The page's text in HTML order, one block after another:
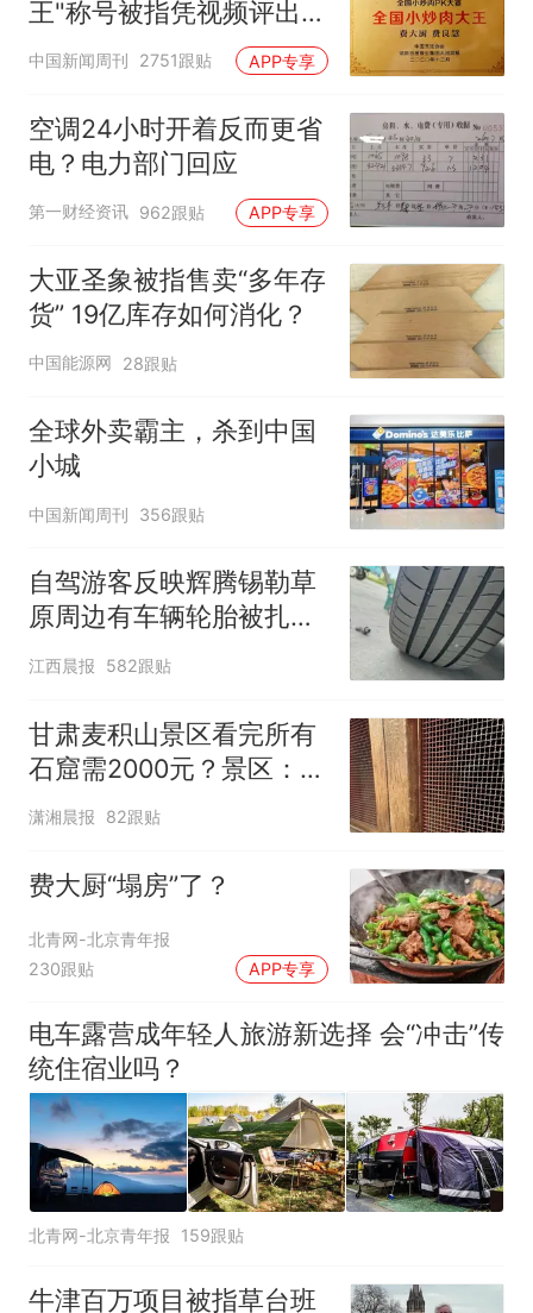
王"称号被指凭视频评出
官方回应
中国新闻周刊 2751跟贴 APP专享
空调24小时开着反而更省
电？电力部门回应
第一财经资讯 962跟贴 APP专享
大亚圣象被指售卖“多年存
货” 19亿库存如何消化？
中国能源网 28跟贴
全球外卖霸主，杀到中国
小城
中国新闻周刊 356跟贴
自驾游客反映辉腾锡勒草
原周边有车辆轮胎被扎，
修理店铺换胎价格高达千
江西晨报 582跟贴
甘肃麦积山景区看完所有
石窟需2000元？景区：部
分石窟受特别保护，游客
潇湘晨报 82跟贴
费大厨“塌房”了？
北青网-北京青年报
230跟贴
APP专享
电车露营成年轻人旅游新选择 会“冲击”传
统住宿业吗？
北青网-北京青年报 159跟贴
牛津百万项目被指草台班